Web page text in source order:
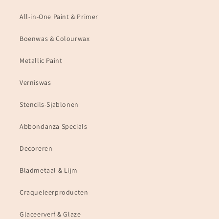
All-in-One Paint & Primer
Boenwas & Colourwax
Metallic Paint
Verniswas
Stencils-Sjablonen
Abbondanza Specials
Decoreren
Bladmetaal & Lijm
Craqueleerproducten
Glaceerverf & Glaze